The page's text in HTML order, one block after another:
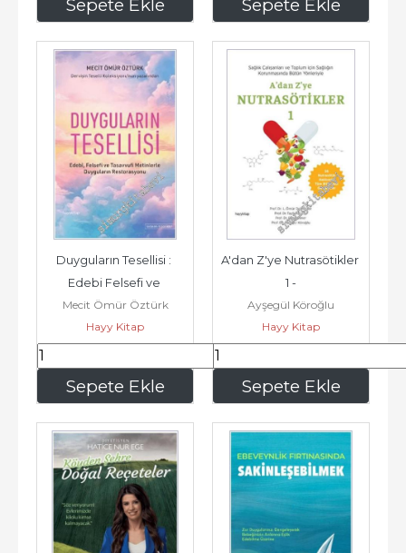
Sepete Ekle
Duyguların Tesellisi :
Edebi Felsefi ve
Tasavvufi Metinlerle
Duyguların...
Mecit Ömür Öztürk
Hayy Kitap
245,00 Sepete Ekle
A'dan Z'ye Nutrasötikler
1 -
Ayşegül Köroğlu
Hayy Kitap
315,00